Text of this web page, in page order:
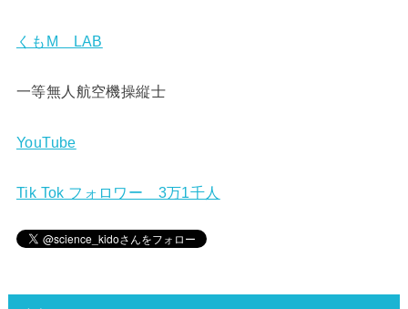
くもM LAB
一等無人航空機操縦士
YouTube
Tik Tok フォロワー 3万1千人